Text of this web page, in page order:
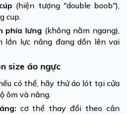
(hiện tượng "double boob"),
cup.
phía lưng (không nằm ngang),
lớn lực nâng đang dồn lên vai
size áo ngực
có thể, hãy thử áo lót tại cửa
ôm và nâng.
cơ thể thay đổi theo cân